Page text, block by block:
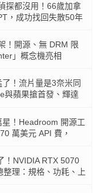
探都沒用！66歲加拿
，成功找回失散50年
！開源、無 DRM 限
」概念機亮相
！流片量是3奈米同
與蘋果搶首發、輝達
！Headroom 開源工
萬美元 API 費，
！NVIDIA RTX 5070
整理：規格、功耗、上